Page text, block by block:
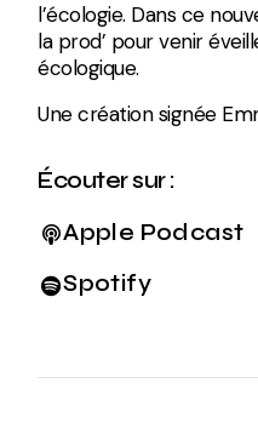
l’écologie. Dans ce
la prod’ pour venir
écologique.
Une création signée
Écouter sur :
Apple Podcast
Spotify